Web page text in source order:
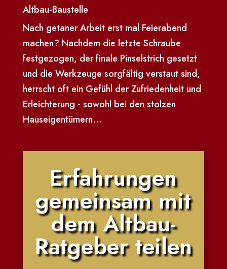
Altbau-Baustelle
Nach getaner Arbeit erst mal Feierabend
machen? Nachdem die letzte Schraube
festgezogen, der finale Pinselstrich gesetzt
und die Werkzeuge sorgfältig verstaut sind,
herrscht oft ein Gefühl der Zufriedenheit und
Erleichterung - sowohl bei den stolzen
Hauseigentümern...
Erfahrungen
gemeinsam mit
dem Altbau-
Ratgeber teilen